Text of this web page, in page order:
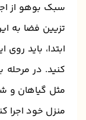
سبک بوهو از
تزیین فضا به
ابتدا، باید
کنید. در
مثل گیاهان و
منزل خود